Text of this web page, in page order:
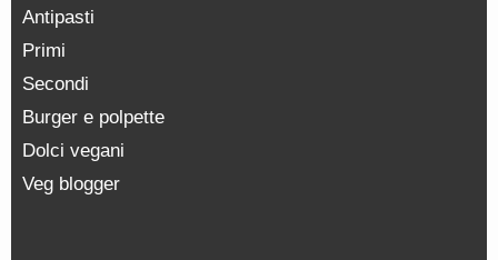
Antipasti
Primi
Secondi
Burger e polpette
Dolci vegani
Veg blogger